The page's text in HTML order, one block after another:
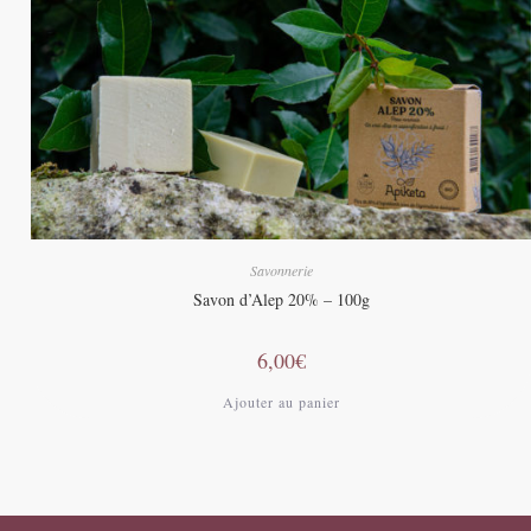
Savonnerie
Savon d’Alep 20% – 100g
6,00€
Ajouter au panier